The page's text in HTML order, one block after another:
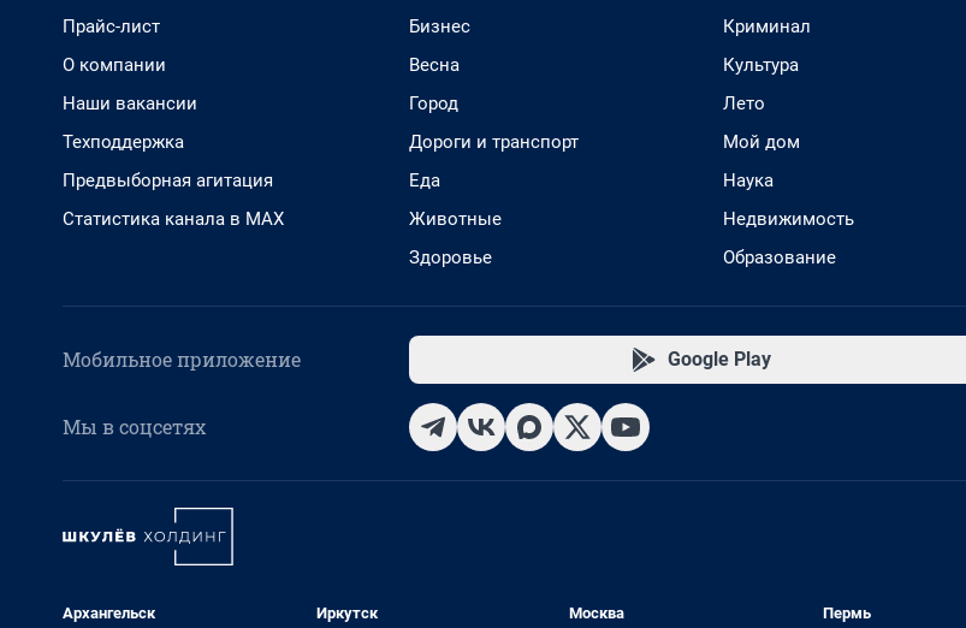
Прайс-лист
О компании
Наши вакансии
Техподдержка
Предвыборная агитация
Статистика канала в MAX
Бизнес
Весна
Город
Дороги и транспорт
Еда
Животные
Здоровье
Криминал
Культура
Лето
Мой дом
Наука
Недвижимость
Образование
Мобильное приложение Google Play
Мы в соцсетях
Архангельск Иркутск Москва Пермь